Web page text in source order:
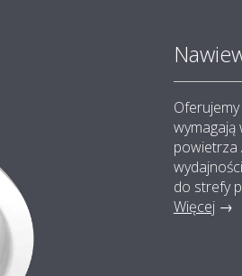
wymagają
powietrza
do strefy
Więcej→